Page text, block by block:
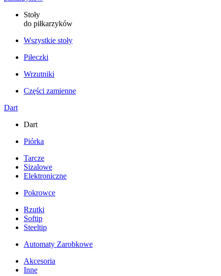
Stoły
do piłkarzyków
Wszystkie stoły
Piłeczki
Wrzutniki
Części zamienne
Dart
Dart
Piórka
Tarcze
Sizalowe
Elektroniczne
Pokrowce
Rzutki
Softip
Steeltip
Automaty Zarobkowe
Akcesoria
Inne